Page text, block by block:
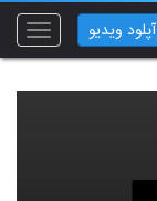
Toggle
آپلود ویدیو